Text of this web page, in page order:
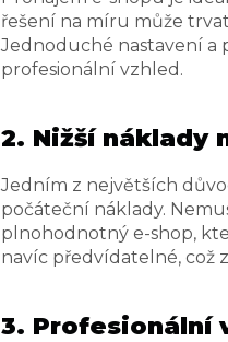
řešení na míru může
Jednoduché nastavení a
profesionální vzhled.
2. Nižší náklady
Jedním z největších
počáteční náklady.
plnohodnotný e-shop,
navíc předvídatelné, což
3. Profesionální